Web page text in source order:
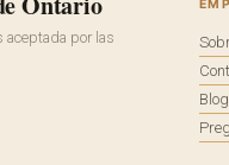
aceptada por las
Blog